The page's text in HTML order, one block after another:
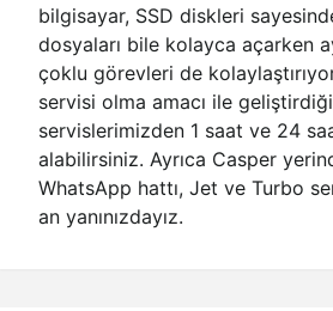
bilgisayar, SSD diskleri
dosyaları bile kolayca açarken
çoklu görevleri de
servisi olma amacı ile
servislerimizden 1 saat ve 24
alabilirsiniz. Ayrıca Casper
WhatsApp hattı, Jet ve Turbo
an yanınızdayız.